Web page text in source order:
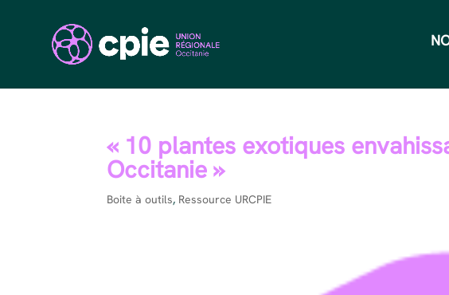
« 10 plantes exotiques
Occitanie »
Boite à outils, Ressource URCPIE